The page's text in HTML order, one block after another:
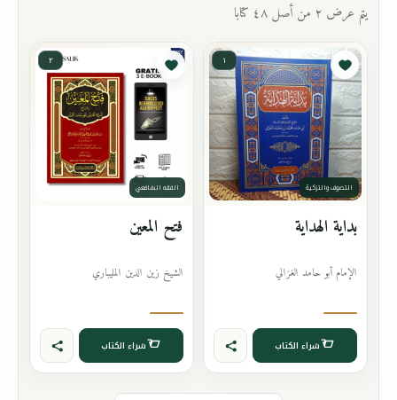
يتم عرض ٢ من أصل ٤٨ كتابا
١
التصوف والتزكية
بداية الهداية
الإمام أبو حامد الغزالي
شراء الكتاب
٢
الفقه الشافعي
فتح المعين
الشيخ زين الدين المليباري
شراء الكتاب